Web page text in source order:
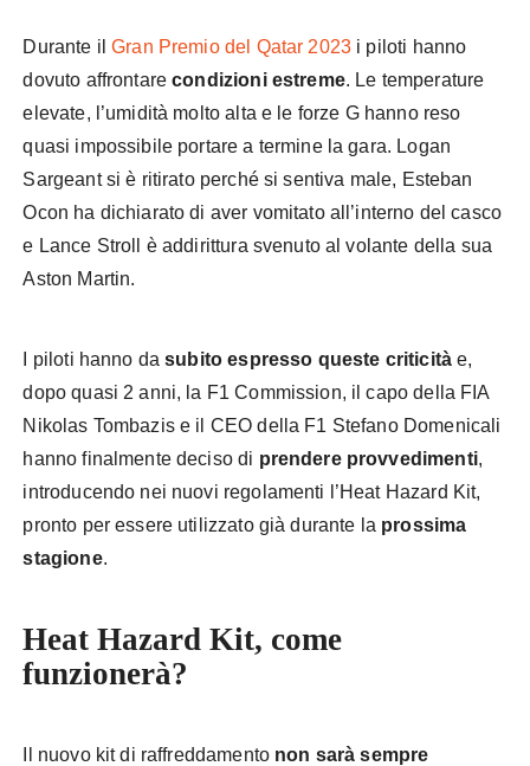
Durante ilGran Premio del Qatar 2023 i piloti hanno
dovuto affrontarecondizioni estreme. Le temperature
elevate, l’umidità molto alta e le forze G hanno reso
quasi impossibile portare a termine la gara. Logan
Sargeant si è ritirato perché si sentiva male, Esteban
Ocon ha dichiarato di aver vomitato all’interno del casco
e Lance Stroll è addirittura svenuto al volante della sua
Aston Martin.
I piloti hanno dasubito espresso queste criticità e,
dopo quasi 2 anni, la F1 Commission, il capo della FIA
Nikolas Tombazis e il CEO della F1 Stefano Domenicali
hanno finalmente deciso di prendere provvedimenti,
introducendo nei nuovi regolamenti l’Heat Hazard Kit,
pronto per essere utilizzato già durante la prossima
stagione.
Heat Hazard Kit, come
funzionerà?
Il nuovo kit di raffreddamento non sarà sempre